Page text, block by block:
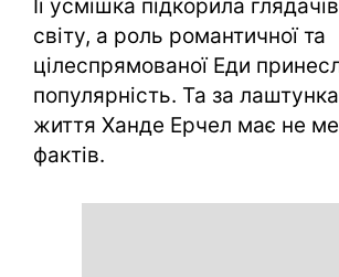
Її усмішка підкорила
світу, а роль романтичної та
цілеспрямованої Еди
популярність. Та за
життя Ханде Ерчел має не
фактів.